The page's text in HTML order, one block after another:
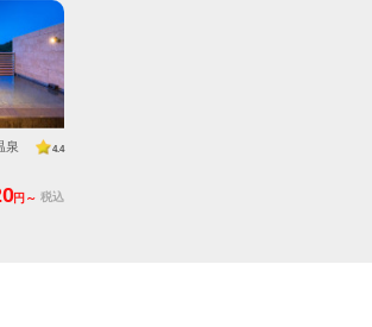
泉 4.4
円～ 税込